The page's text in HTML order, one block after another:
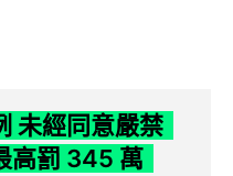
未經同意嚴禁
高罰 345 萬